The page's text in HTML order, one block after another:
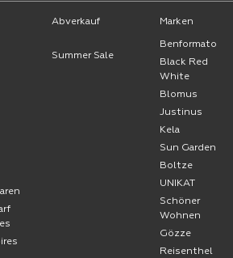
Abverkauf
Summer Sale
Marken
Benformato
Black Red
White
Blomus
Justinus
Kela
Sun Garden
Boltze
UNIKAT
Schöner
Wohnen
Gözze
Reisenthel